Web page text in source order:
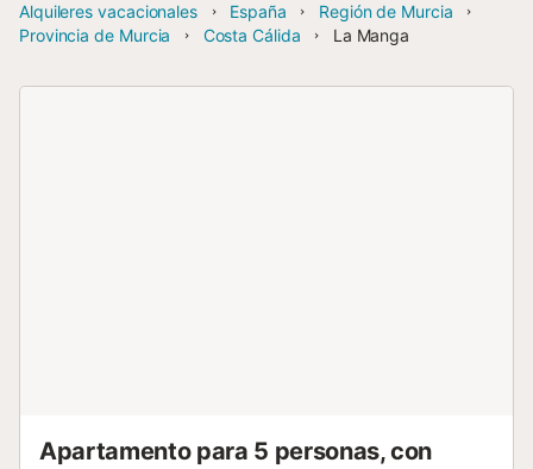
Alquileres vacacionales España
Región de Murcia
Provincia de Murcia
Costa Cálida La Manga
Apartamento para 5 personas, con